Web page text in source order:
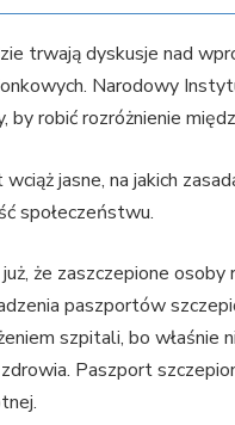
trwają dyskusje nad
Narodowy
by robić rozróżnienie
wciąż jasne, na jakich
społeczeństwu.
że zaszczepione osoby
paszportów
szpitali, bo właśnie
zdrowia. Paszport